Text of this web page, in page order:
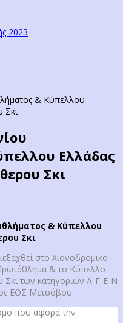
2023
Ελλάδας
Σκι
& Κύπελλου
Σκι
στο Χιονοδρομικό
& το Κύπελλο
Σκι των κατηγοριών Α-Γ-Ε-Ν
ΕΟΣ Μετσόβου.
που αφορά την